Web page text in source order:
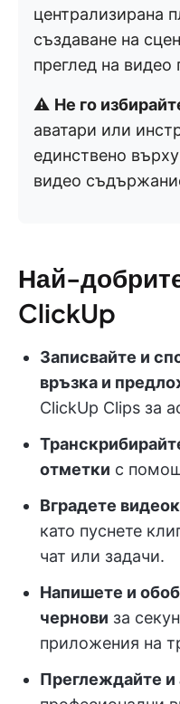
централизирана
създаване на
преглед на
⚠️ Не го
аватари или
единствено
видео
Най-
ClickUp
Записвайте и
връзка и
ClickUp Clips за
отметки с
Вградете
като пуснете
чат или задачи.
Напишете и
чернови за
приложения на
Преглеждайте и